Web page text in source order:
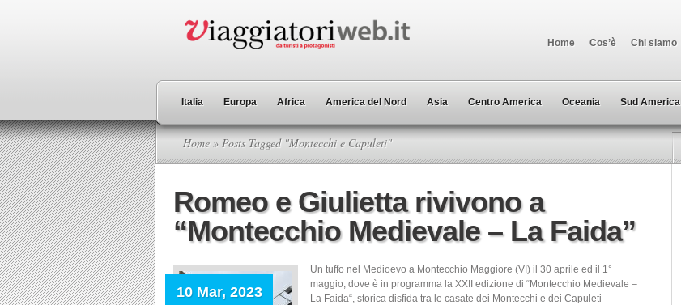
Home Cos’è Chi siamo
Italia Europa Africa America del Nord Asia Centro America Oceania Sud America
Home » Posts Tagged "Montecchi e Capuleti"
Romeo e Giulietta rivivono a
“Montecchio Medievale – La Faida”
10 Mar, 2023
Un tuffo nel Medioevo a Montecchio Maggiore (VI) il 30 aprile ed il 1°
maggio, dove è in programma la XXII edizione di “Montecchio Medievale –
La Faida“, storica disfida tra le casate dei Montecchi e dei Capuleti